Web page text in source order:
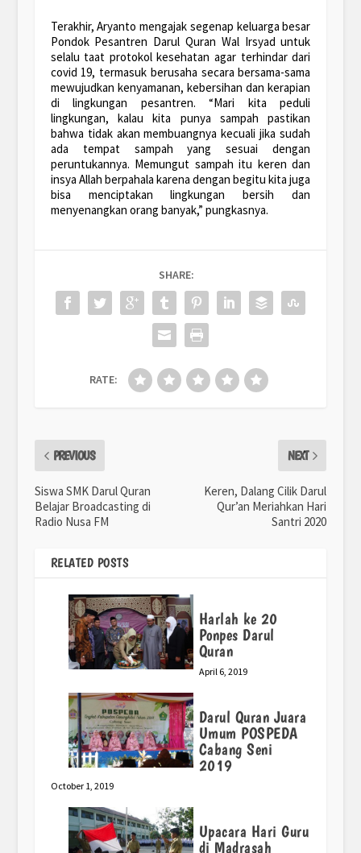
Terakhir, Aryanto mengajak segenap keluarga besar
Pondok Pesantren Darul Quran Wal Irsyad untuk
selalu taat protokol kesehatan agar terhindar dari
covid 19, termasuk berusaha secara bersama-sama
mewujudkan kenyamanan, kebersihan dan kerapian
di lingkungan pesantren. “Mari kita peduli
lingkungan, kalau kita punya sampah pastikan
bahwa tidak akan membuangnya kecuali jika sudah
ada tempat sampah yang sesuai dengan
peruntukannya. Memungut sampah itu keren dan
insya Allah berpahala karena dengan begitu kita juga
bisa menciptakan lingkungan bersih dan
menyenangkan orang banyak,” pungkasnya.
SHARE:
RATE:
PREVIOUS
Siswa SMK Darul Quran
Belajar Broadcasting di
Radio Nusa FM
NEXT
Keren, Dalang Cilik Darul
Qur’an Meriahkan Hari
Santri 2020
RELATED POSTS
Harlah ke 20
Ponpes Darul
Quran
April 6, 2019
Darul Quran Juara
Umum POSPEDA
Cabang Seni
2019
October 1, 2019
Upacara Hari Guru
di Madrasah